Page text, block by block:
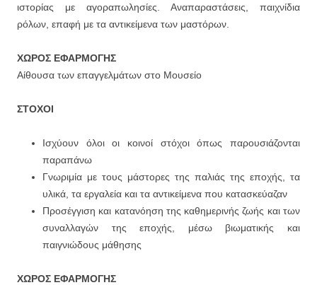
ιστορίας με αγοραπωλησίες. Αναπαραστάσεις, παιχνίδια
ρόλων, επαφή με τα αντικείμενα των μαστόρων.
ΧΩΡΟΣ ΕΦΑΡΜΟΓΗΣ
Αίθουσα των επαγγελμάτων στο Μουσείο
ΣΤΟΧΟΙ
Ισχύουν όλοι οι κοινοί στόχοι όπως παρουσιάζονται
παραπάνω
Γνωριμία με τους μάστορες της παλιάς της εποχής, τα
υλικά, τα εργαλεία και τα αντικείμενα που κατασκεύαζαν
Προσέγγιση και κατανόηση της καθημερινής ζωής και των
συναλλαγών της εποχής, μέσω βιωματικής και
παιγνιώδους μάθησης
ΧΩΡΟΣ ΕΦΑΡΜΟΓΗΣ